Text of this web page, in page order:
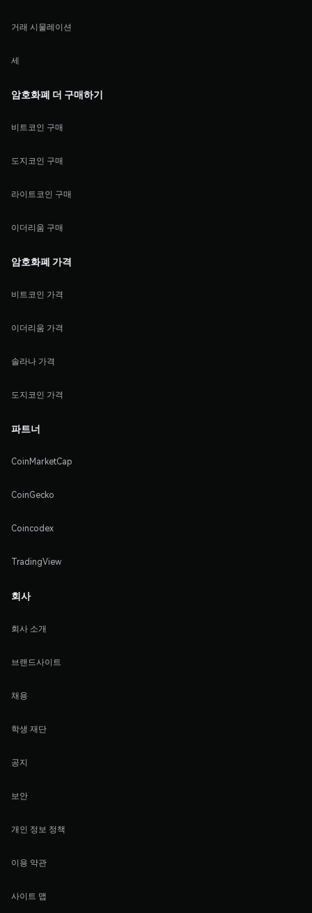
거래 시물레이션
세
암호화폐 더 구매하기
비트코인 구매
도지코인 구매
라이트코인 구매
이더리움 구매
암호화폐 가격
비트코인 가격
이더리움 가격
솔라나 가격
도지코인 가격
파트너
CoinMarketCap
CoinGecko
Coincodex
TradingView
회사
회사 소개
브랜드사이트
채용
학생 재단
공지
보안
개인 정보 정책
이용 약관
사이트 맵